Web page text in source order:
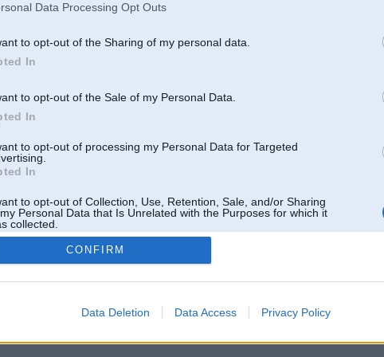
Data Processing Opt Outs
to opt-out of the Sharing of my personal data.
In
to opt-out of the Sale of my Personal Data.
In
to opt-out of processing my Personal Data for Targeted
In
to opt-out of Collection, Use, Retention, Sale, and/or Sharing
Personal Data that Is Unrelated with the Purposes for which it
collected.
Out
CONFIRM
Data Deletion Data Access Privacy Policy
klubs un nav saistīts ar